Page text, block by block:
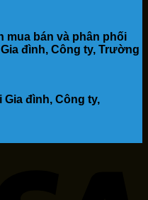
mua bán và phân phối
đình, Công ty, Trường
đình, Công ty,